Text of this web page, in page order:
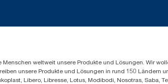
weltweit unsere Produkte und Lösungen. Wir
unsere Produkte und Lösungen in rund 150 Ländern
Libero, Libresse, Lotus, Modibodi, Nosotras, Saba,